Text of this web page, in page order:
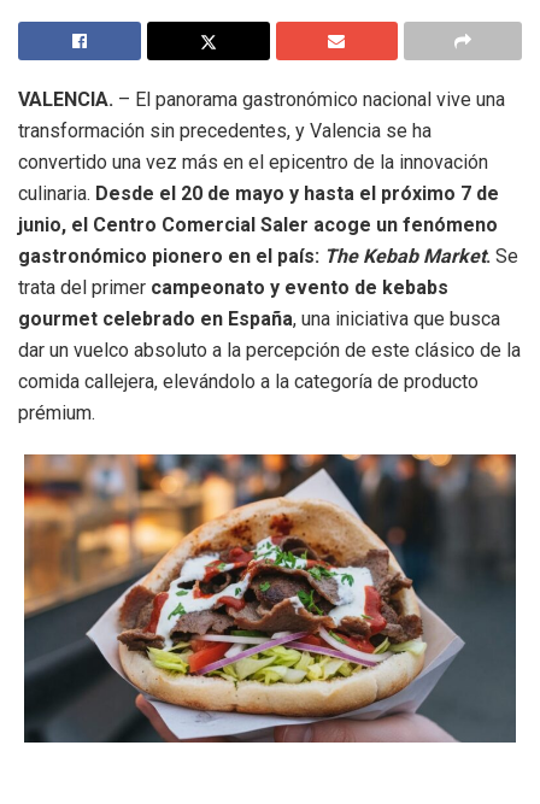
VALENCIA. – El panorama gastronómico nacional vive una
transformación sin precedentes, y Valencia se ha
convertido una vez más en el epicentro de la innovación
culinaria. Desde el 20 de mayo y hasta el próximo 7 de
junio, el Centro Comercial Saler acoge un fenómeno
gastronómico pionero en el país: The Kebab Market. Se
trata del primer campeonato y evento de kebabs
gourmet celebrado en España, una iniciativa que busca
dar un vuelco absoluto a la percepción de este clásico de la
comida callejera, elevándolo a la categoría de producto
prémium.